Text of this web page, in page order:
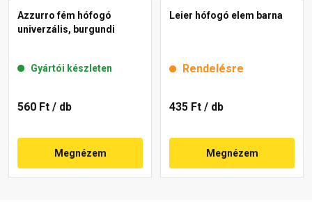
Azzurro fém hófogó
univerzális, burgundi
Gyártói készleten
560 Ft / db
Megnézem
Leier hófogó elem barna
Rendelésre
435 Ft / db
Megnézem